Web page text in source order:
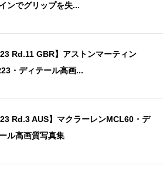
ンでグリップを失...
Rd.11 GBR】アストンマーティン
・ディテール高画...
Rd.3 AUS】マクラーレンMCL60・デ
ル高画質写真集